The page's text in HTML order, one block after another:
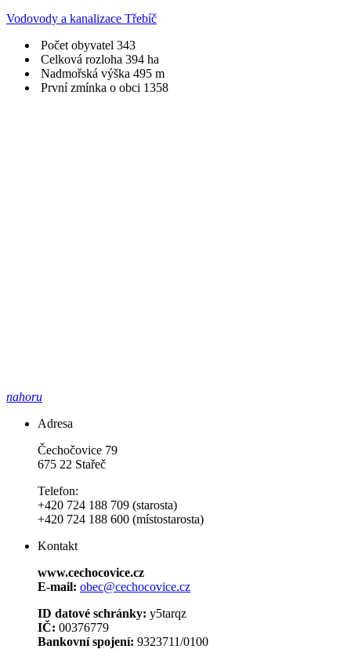
Vodovody a kanalizace Třebíč
Počet obyvatel 343
Celková rozloha 394 ha
Nadmořská výška 495 m
První zmínka o obci 1358
nahoru
Adresa
Čechočovice 79
675 22 Stařeč
Telefon:
+420 724 188 709 (starosta)
+420 724 188 600 (místostarosta)
Kontakt
www.cechocovice.cz
E-mail: obec@cechocovice.cz
ID datové schránky: y5tarqz
IČ: 00376779
Bankovní spojení: 9323711/0100